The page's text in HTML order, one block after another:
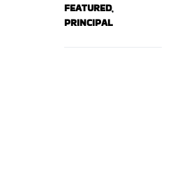
FEATURED,
PRINCIPAL